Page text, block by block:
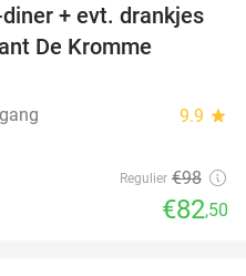
16%
+ evt. drankjes
De Kromme
9.9 star
Regulier €98
€82,50